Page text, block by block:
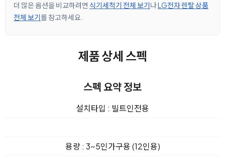
더 많은 옵션을 비교하려면 식기세척기 전체 보기나LG전자 렌탈 상품
전체 보기를 참고하세요.
제품 상세 스펙
스펙 요약 정보
설치타입 : 빌트인전용
용량 : 3~5인가구용 (12인용)